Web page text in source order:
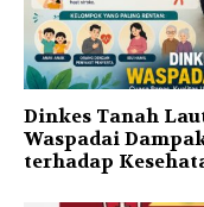
Dinkes Tanah
Waspadai
terhadap